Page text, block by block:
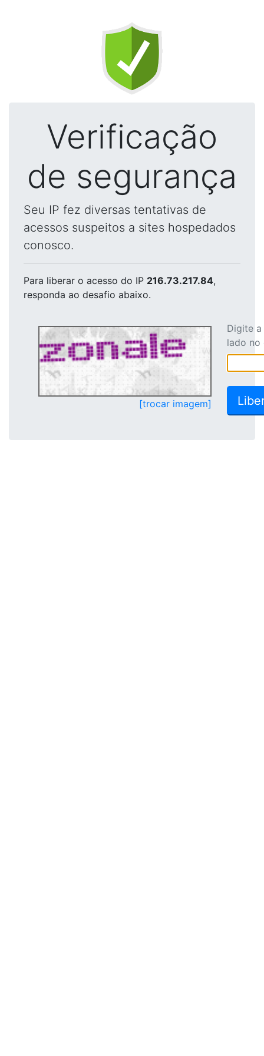
Verificação
de segurança
Seu IP fez diversas tentativas de
acessos suspeitos a sites hospedados
conosco.
Para liberar o acesso do IP 216.73.217.84,
responda ao desafio abaixo.
[trocar imagem]
Digite
lado no